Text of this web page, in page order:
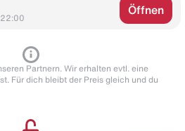
Öffnen
Partnern. Wir erhalten evtl. eine
Für dich bleibt der Preis gleich und du